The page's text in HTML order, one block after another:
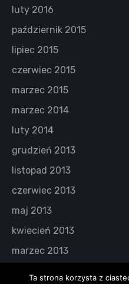
luty 2016
październik 2015
lipiec 2015
czerwiec 2015
marzec 2015
marzec 2014
luty 2014
grudzień 2013
listopad 2013
czerwiec 2013
maj 2013
kwiecień 2013
marzec 2013
Ta strona korzysta z